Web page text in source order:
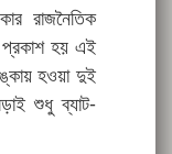
রাজনৈতিক
প্রকাশ হয় এই
হওয়া দুই
শুধু ব্যাট-